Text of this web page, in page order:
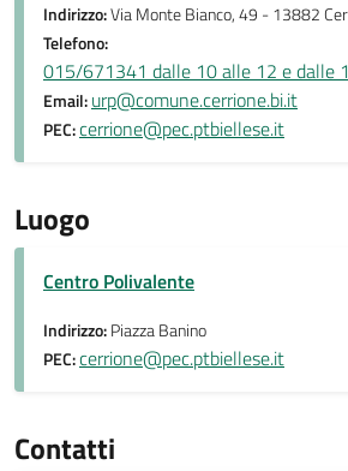
Indirizzo:Via Monte Bianco, 49 - 13882
Telefono:
015/671341 dalle 10 alle 12 e dalle
Email:urp@comune.cerrione.bi.it
PEC:cerrione@pec.ptbiellese.it
Luogo
Centro Polivalente
Indirizzo:Piazza Banino
PEC:cerrione@pec.ptbiellese.it
Contatti